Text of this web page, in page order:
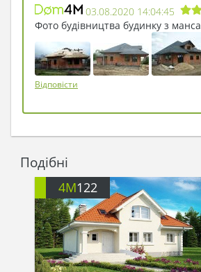
03.08.2020 14:04:45
Фото будівництва будинку з
Відповісти
Подібні
4M122